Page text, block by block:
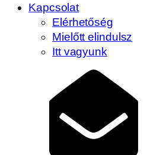
Kapcsolat
Elérhetőség
Mielőtt elindulsz
Itt vagyunk